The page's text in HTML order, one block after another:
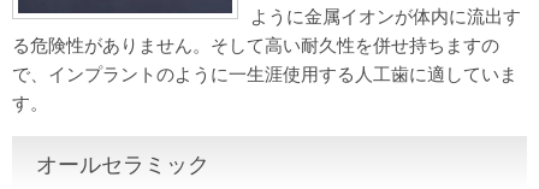
ように金属イオンが体内に流出す
る危険性がありません。そして高い耐久性を併せ持ちますの
で、インプラントのように一生涯使用する人工歯に適していま
す。
オールセラミック